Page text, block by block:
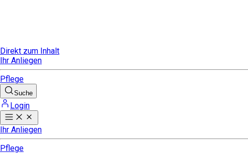
Direkt zum Inhalt
Ihr Anliegen
Pflege
Suche
Login
Ihr Anliegen
Pflege